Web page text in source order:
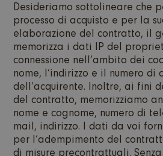
Desideriamo sottolineare che
processo di acquisto e per la
elaborazione del contratto, il
memorizza i dati IP del
connessione nell’ambito dei
nome, l’indirizzo e il numero
dell’acquirente. Inoltre, ai fini
del contratto, memorizziamo
nome e cognome, numero di
mail, indirizzo. I dati da voi
per l’adempimento del
di misure precontrattuali.